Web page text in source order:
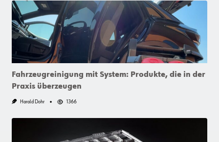
Fahrzeugreinigung mit System: Produkte, die in der
Praxis überzeugen
Harald Dohr 1366